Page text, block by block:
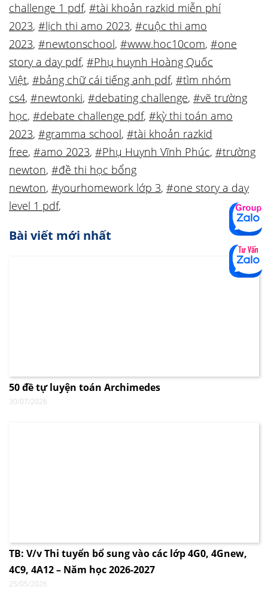
challenge 1 pdf, #tài khoản razkid miễn phí
2023, #lịch thi amo 2023, #cuộc thi amo
2023, #newtonschool, #www.hoc10com, #one
story a day pdf, #Phụ huynh Hoàng Quốc
Việt, #bảng chữ cái tiếng anh pdf, #tìm nhóm
cs4, #newtonki, #debating challenge, #vẽ trường
học, #debate challenge pdf, #kỳ thi toán amo
2023, #gramma school, #tài khoản razkid
free, #amo 2023, #Phụ Huynh Vĩnh Phúc, #trường
newton, #đề thi học bổng
newton, #yourhomework lớp 3, #one story a day
level 1 pdf,
Bài viết mới nhất
50 đề tự luyện toán Archimedes
30/07/2026
TB: V/v Thi tuyển bổ sung vào các lớp 4G0, 4Gnew,
4C9, 4A12 – Năm học 2026-2027
25/05/2026